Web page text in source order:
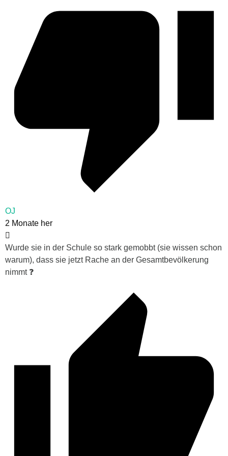
OJ
2 Monate her
Wurde sie in der Schule so stark gemobbt (sie wissen schon
warum), dass sie jetzt Rache an der Gesamtbevölkerung
nimmt ❓